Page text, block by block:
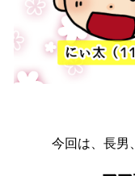
今回は、長男